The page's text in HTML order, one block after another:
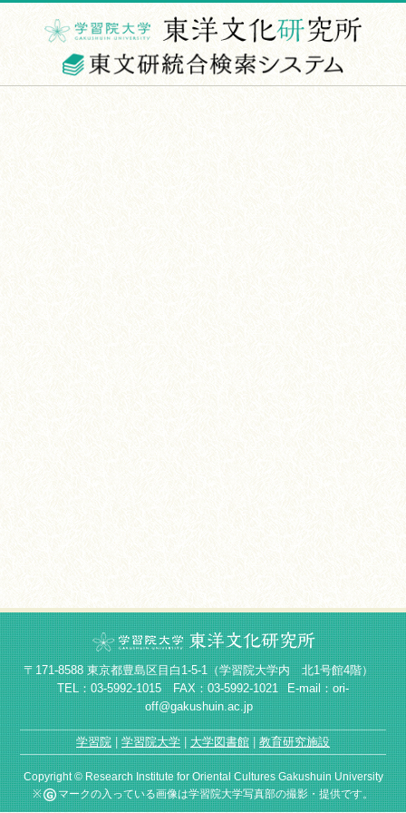
〒171-8588 東京都豊島区目白1-5-1（学習院大学内 北1号館4階）
TEL：03-5992-1015 FAX：03-5992-1021
E-mail：ori-
off@gakushuin.ac.jp
学習院 学習院大学 大学図書館 教育研究施設
Copyright © Research Institute for Oriental Cultures Gakushuin University
※
マークの入っている画像は学習院大学写真部の撮影・提供です。